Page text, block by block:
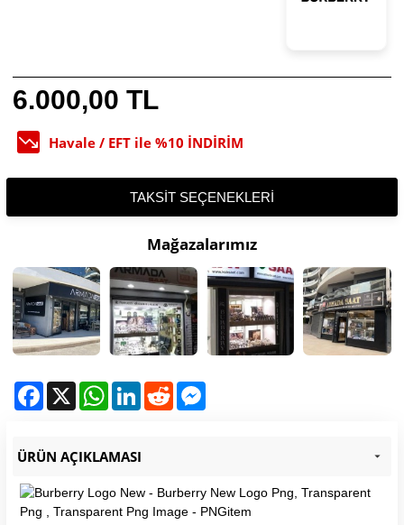
6.000,00 TL
Havale / EFT ile %10 İNDİRİM
TAKSIT SEÇENEKLERI
Mağazalarımız
Facebook
X WhatsAppLinkedInReddit
ÜRÜN AÇIKLAMASI